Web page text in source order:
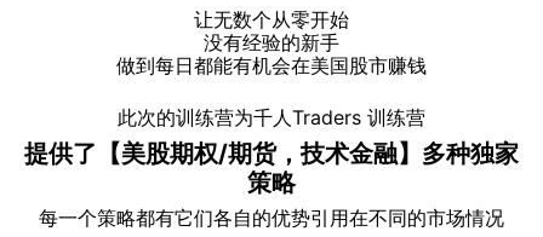
让无数个从零开始
没有经验的新手
做到每日都能有机会在美国股市赚钱
此次的训练营为千人Traders 训练营
提供了【美股期权/期货，技术金融】多种独家
策略
每一个策略都有它们各自的优势引用在不同的市场情况